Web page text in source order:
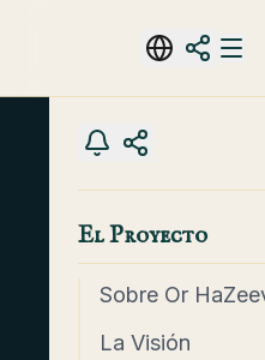
El Proyecto
Sobre Or
La Visión